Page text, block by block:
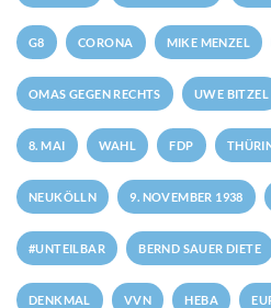
G8 CORONA MIKE MENZEL
OMAS GEGEN RECHTS UWE BITZEL
8. MAI WAHL FDP
NEUKÖLLN 9. NOVEMBER 1938
#UNTEILBAR BERND SAUER DIETE
DENKMAL VVN HEBA